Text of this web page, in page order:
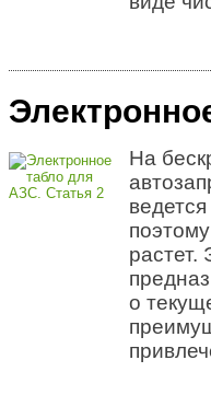
На
растет.
о